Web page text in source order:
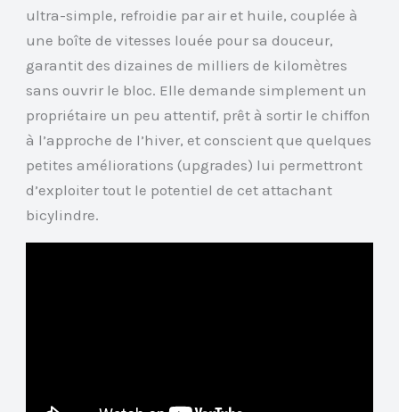
ultra-simple, refroidie par air et huile, couplée à
une boîte de vitesses louée pour sa douceur,
garantit des dizaines de milliers de kilomètres
sans ouvrir le bloc. Elle demande simplement un
propriétaire un peu attentif, prêt à sortir le chiffon
à l’approche de l’hiver, et conscient que quelques
petites améliorations (upgrades) lui permettront
d’exploiter tout le potentiel de cet attachant
bicylindre.